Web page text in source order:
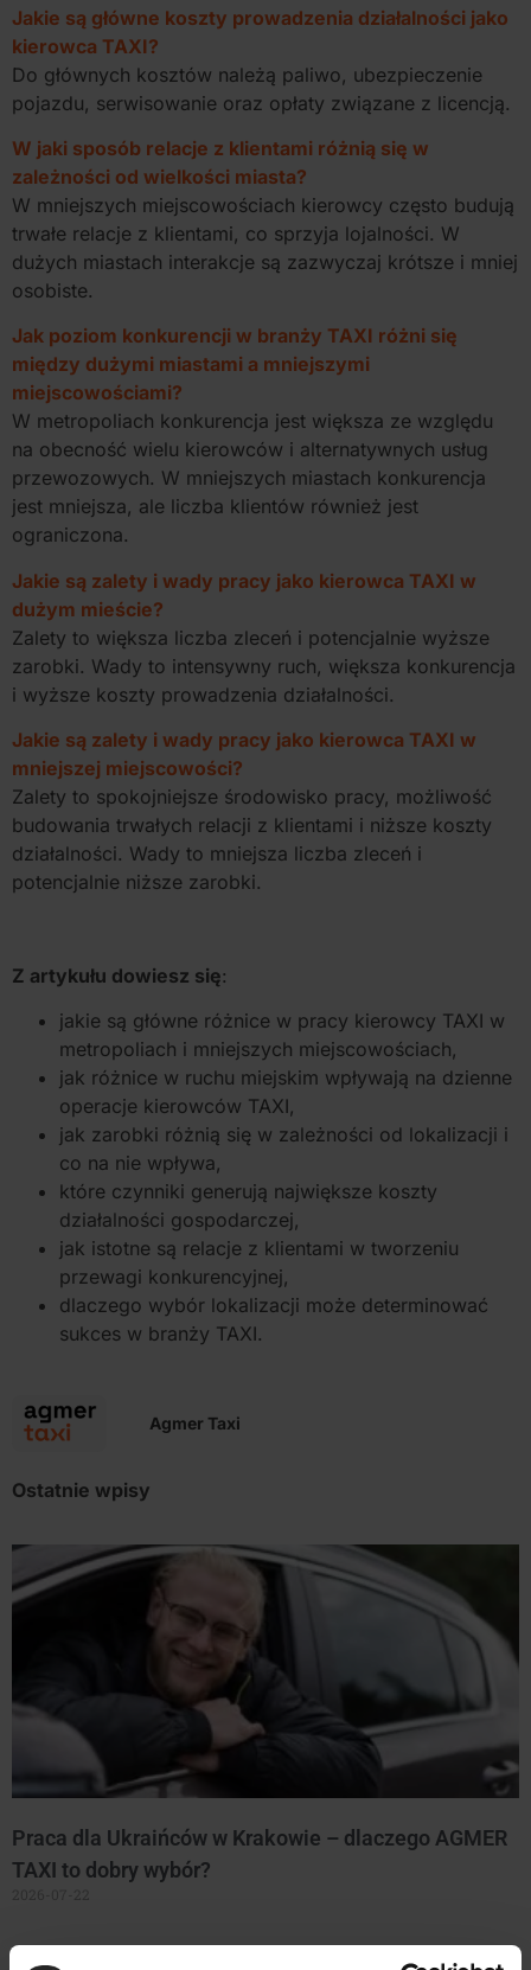
Jakie są główne koszty prowadzenia działalności jako
kierowca TAXI?
Do głównych kosztów należą paliwo, ubezpieczenie
pojazdu, serwisowanie oraz opłaty związane z licencją.
W jaki sposób relacje z klientami różnią się w
zależności od wielkości miasta?
W mniejszych miejscowościach kierowcy często budują
trwałe relacje z klientami, co sprzyja lojalności. W
dużych miastach interakcje są zazwyczaj krótsze i mniej
osobiste.
Jak poziom konkurencji w branży TAXI różni się
między dużymi miastami a mniejszymi
miejscowościami?
W metropoliach konkurencja jest większa ze względu
na obecność wielu kierowców i alternatywnych usług
przewozowych. W mniejszych miastach konkurencja
jest mniejsza, ale liczba klientów również jest
ograniczona.
Jakie są zalety i wady pracy jako kierowca TAXI w
dużym mieście?
Zalety to większa liczba zleceń i potencjalnie wyższe
zarobki. Wady to intensywny ruch, większa konkurencja
i wyższe koszty prowadzenia działalności.
Jakie są zalety i wady pracy jako kierowca TAXI w
mniejszej miejscowości?
Zalety to spokojniejsze środowisko pracy, możliwość
budowania trwałych relacji z klientami i niższe koszty
działalności. Wady to mniejsza liczba zleceń i
potencjalnie niższe zarobki.
Z artykułu dowiesz się:
jakie są główne różnice w pracy kierowcy TAXI w
metropoliach i mniejszych miejscowościach,
jak różnice w ruchu miejskim wpływają na dzienne
operacje kierowców TAXI,
jak zarobki różnią się w zależności od lokalizacji i
co na nie wpływa,
które czynniki generują największe koszty
działalności gospodarczej,
jak istotne są relacje z klientami w tworzeniu
przewagi konkurencyjnej,
dlaczego wybór lokalizacji może determinować
sukces w branży TAXI.
Agmer Taxi
Ostatnie wpisy
Praca dla Ukraińców w Krakowie – dlaczego AGMER
TAXI to dobry wybór?